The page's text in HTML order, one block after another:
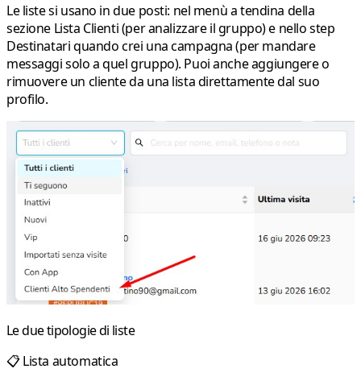
Le liste si usano in due posti: nel menù a tendina della
sezione Lista Clienti(per analizzare il gruppo) e nello step
Destinatariquando crei una campagna (per mandare
messaggi solo a quel gruppo). Puoi anche aggiungere o
rimuovere un cliente da una lista direttamente dal suo
profilo.
Le due tipologie di liste
📋 Lista automatica